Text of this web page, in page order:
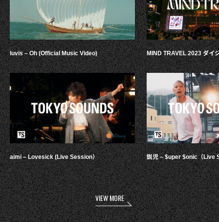
luvis – Oh (Official Music Video)
aimi – Lovesick (Live Session）
MIND TRAVEL 2023 ダイ
鋭児 – $uper $onic（Live
VIEW MORE